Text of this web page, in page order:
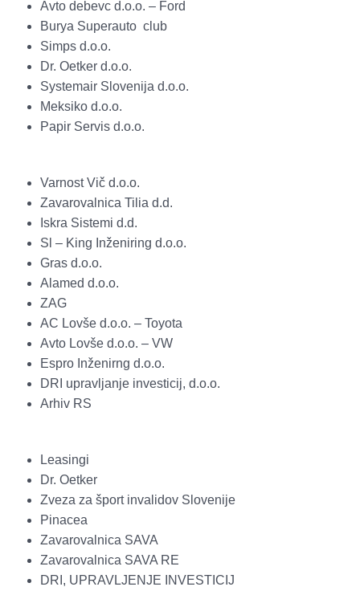
Avto debevc d.o.o. – Ford
Burya Superauto club
Simps d.o.o.
Dr. Oetker d.o.o.
Systemair Slovenija d.o.o.
Meksiko d.o.o.
Papir Servis d.o.o.
Varnost Vič d.o.o.
Zavarovalnica Tilia d.d.
Iskra Sistemi d.d.
Sl – King Inženiring d.o.o.
Gras d.o.o.
Alamed d.o.o.
ZAG
AC Lovše d.o.o. – Toyota
Avto Lovše d.o.o. – VW
Espro Inženirng d.o.o.
DRI upravljanje investicij, d.o.o.
Arhiv RS
Leasingi
Dr. Oetker
Zveza za šport invalidov Slovenije
Pinacea
Zavarovalnica SAVA
Zavarovalnica SAVA RE
DRI, UPRAVLJENJE INVESTICIJ